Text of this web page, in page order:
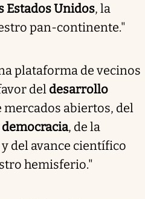
Estados Unidos, la
pan-continente."
plataforma de vecinos
del desarrollo
mercados abiertos, del
democracia, de la
del avance científico
hemisferio."